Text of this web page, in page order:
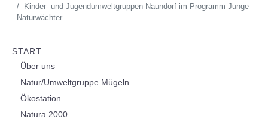
Kinder- und Jugendumweltgruppen Naundorf im Programm Junge
Naturwächter
START
Über uns
Natur/Umweltgruppe Mügeln
Ökostation
Natura 2000